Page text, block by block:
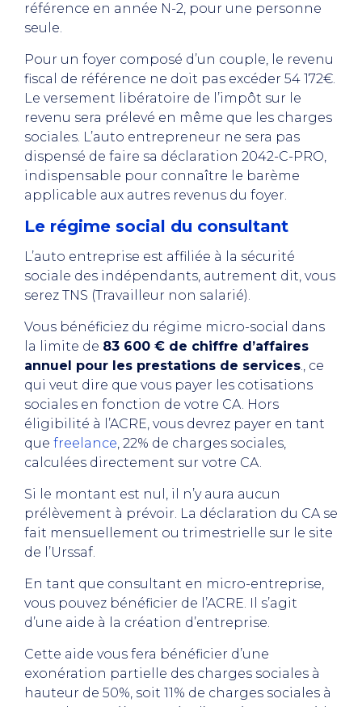
référence en année N-2, pour une personne
seule.
Pour un foyer composé d’un couple, le revenu
fiscal de référence ne doit pas excéder 54 172€.
Le versement libératoire de l’impôt sur le
revenu sera prélevé en même que les charges
sociales. L’auto entrepreneur ne sera pas
dispensé de faire sa déclaration 2042-C-PRO,
indispensable pour connaître le barème
applicable aux autres revenus du foyer.
Le régime social du consultant
L’auto entreprise est affiliée à la sécurité
sociale des indépendants, autrement dit, vous
serez TNS (Travailleur non salarié).
Vous bénéficiez du régime micro-social dans
la limite de 83 600 € de chiffre d’affaires
annuel pour les prestations de services., ce
qui veut dire que vous payer les cotisations
sociales en fonction de votre CA. Hors
éligibilité à l’ACRE, vous devrez payer en tant
que freelance, 22% de charges sociales,
calculées directement sur votre CA.
Si le montant est nul, il n’y aura aucun
prélèvement à prévoir. La déclaration du CA se
fait mensuellement ou trimestrielle sur le site
de l’Urssaf.
En tant que consultant en micro-entreprise,
vous pouvez bénéficier de l’ACRE. Il s’agit
d’une aide à la création d’entreprise.
Cette aide vous fera bénéficier d’une
exonération partielle des charges sociales à
hauteur de 50%, soit 11% de charges sociales à